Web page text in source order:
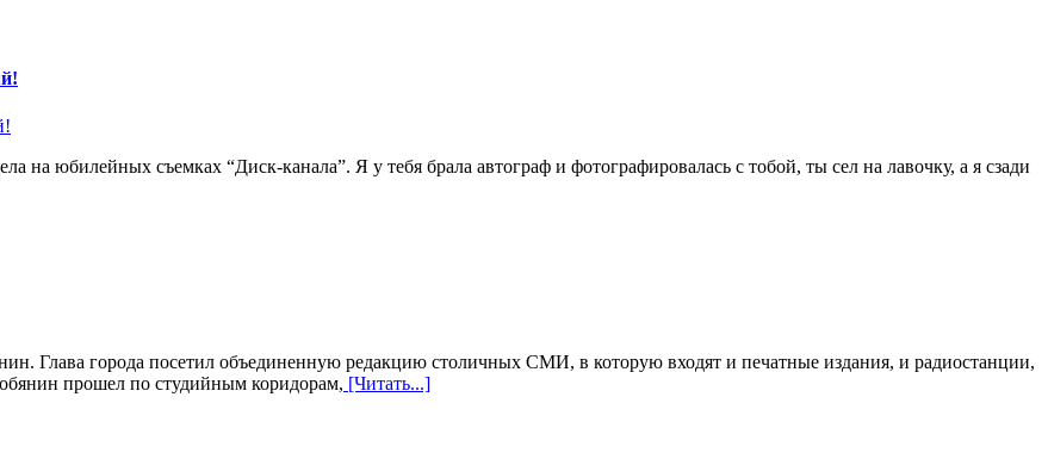
на юбилейных съемках “Диск-канала”. Я у тебя брала автограф и фотографировалась с тобой, ты сел на лавочку, а я сзади
Глава города посетил объединенную редакцию столичных СМИ, в которую входят и печатные издания, и радиостанции,
прошел по студийным коридорам, [Читать...]